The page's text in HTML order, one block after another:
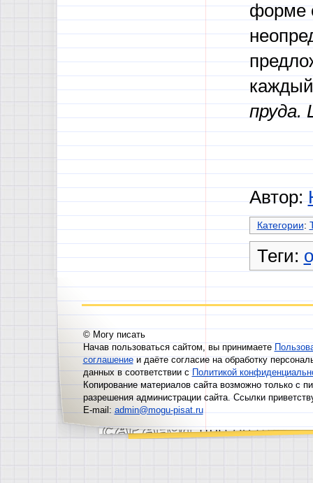
форме
пруда.
Автор:
Категории:
Теги:
© Могу писать
Начав пользоваться сайтом, вы принимаете
соглашениеи даёте согласие на обработку
данных в соответствии сПолитикой
Копирование материалов сайта возможно только с
разрешения администрации сайта. Ссылки
E-mail:admin@mogu-pisat.ru